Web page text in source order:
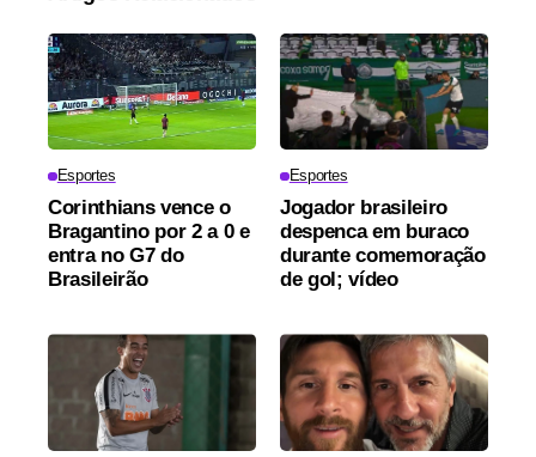
Esportes
Corinthians vence o
Bragantino por 2 a 0 e
entra no G7 do
Brasileirão
Esportes
Jogador brasileiro
despenca em buraco
durante comemoração
de gol; vídeo